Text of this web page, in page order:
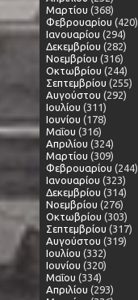
Μαρτίου (368)
Φεβρουαρίου (420)
Ιανουαρίου (294)
Δεκεμβρίου (282)
Νοεμβρίου (316)
Οκτωβρίου (244)
Σεπτεμβρίου (255)
Αυγούστου (292)
Ιουλίου (311)
Ιουνίου (178)
Μαΐου (316)
Απριλίου (324)
Μαρτίου (309)
Φεβρουαρίου (244)
Ιανουαρίου (323)
Δεκεμβρίου (314)
Νοεμβρίου (276)
Οκτωβρίου (303)
Σεπτεμβρίου (317)
Αυγούστου (319)
Ιουλίου (332)
Ιουνίου (320)
Μαΐου (334)
Απριλίου (293)